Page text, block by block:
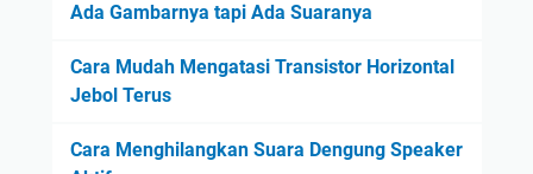
Ada Gambarnya tapi Ada Suaranya
Cara Mudah Mengatasi Transistor Horizontal
Jebol Terus
Cara Menghilangkan Suara Dengung Speaker